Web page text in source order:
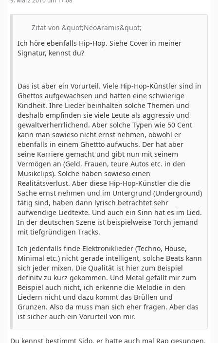
Zitat von &quot;NeoAramis&quot;
Ich höre ebenfalls Hip-Hop. Siehe Cover in meiner
Signatur, kennst du?
Das ist aber ein Vorurteil. Viele Hip-Hop-Künstler sind in
Ghettos aufgewachsen und hatten eine schwierige
Kindheit. Ihre Lieder beinhalten solche Themen und
deshalb empfinden sie viele Leute als aggressiv und
gewaltverherrlichend. Aber solche Typen wie 50 Cent
kann man sowieso nicht ernst nehmen, obwohl er
ebenfalls in einem Ghettto aufwuchs. Der hat aber
seine Karriere gemacht und gibt nun mit seinem
Vermögen an (Geld, Frauen, teure Autos etc. in den
Musikclips). Solche haben sowieso einen
Realitätsverlust. Aber diese Hip-Hop-Künstler die die
Sache ernst nehmen und im Untergrund (Underground)
tätig sind, haben dann lyrisch betrachtet sehr
aufwendige Liedtexte. Und auch ein Sinn hat es im Lied.
In der deutschen Szene ist beispielweise Torch jemand
mit tiefgründigen Tracks.
Ich jedenfalls finde Elektroniklieder (Techno, House,
Minimal etc.) nicht gerade intelligent, solche Beats kann
sich jeder mixen. Die Qualität ist hier zum Beispiel
definitv zu kurz gekommen. Und Metal gefällt mir zum
Beispiel auch nicht, ich erkenne die Melodie in den
Liedern nicht und dazu kommt das Brüllen und
Grunzen. Also da muss man sich eher fragen. Aber das
ist sicher auch ein Vorurteil von mir.
Du kennst bestimmt Sido, er hatte auch mal Rap gesungen,